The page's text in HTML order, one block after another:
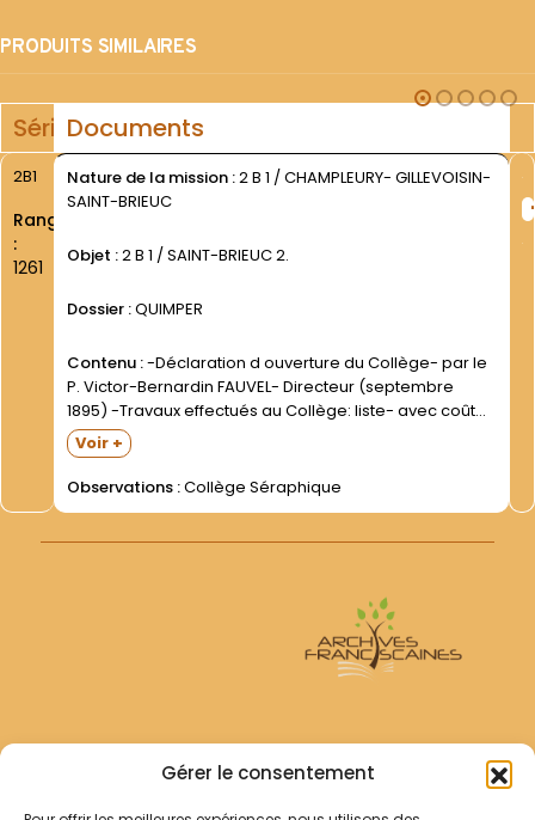
Gérer le consentement
PRODUITS SIMILAIRES
SérieDocuments
2B1
Rang
:
1261
Nature de la mission :2 B 1 / CHAMPLEURY- GILLEVOISIN-
SAINT-BRIEUC
Objet :2 B 1 / SAINT-BRIEUC 2.
Dossier :QUIMPER
Contenu :-Déclaration d ouverture du Collège- par le
P. Victor-Bernardin FAUVEL- Directeur (septembre
1895) -Travaux effectués au Collège: liste- avec coût
de chaque opération (février 1897) -Liste d élèves -
Relations avec l Inspection Académique (circulaires
reçues) =Interdiction absolue d employer certains...
Voir +
Observations :Collège Séraphique
Archives Franciscaines